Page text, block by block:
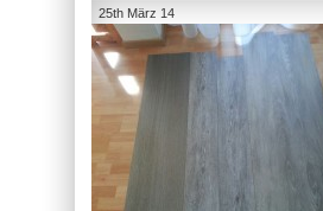
25th März 14